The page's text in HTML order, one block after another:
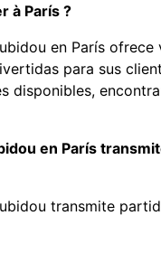
à París ?
en París ofrece
para sus
disponibles,
en París
transmite